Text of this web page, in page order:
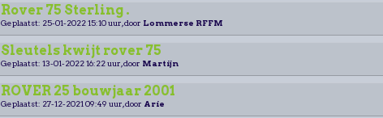
Rover 75 Sterling .
Geplaatst: 25-01-2022 15:10 uur, door Lommerse RFFM
Sleutels kwijt rover 75
Geplaatst: 13-01-2022 16:22 uur, door Martijn
ROVER 25 bouwjaar 2001
Geplaatst: 27-12-2021 09:49 uur, door Arie